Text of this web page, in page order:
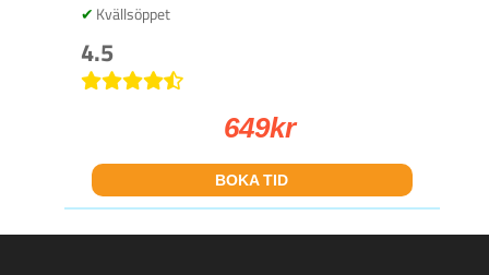
Kvällsöppet
4.5
649kr
BOKA TID